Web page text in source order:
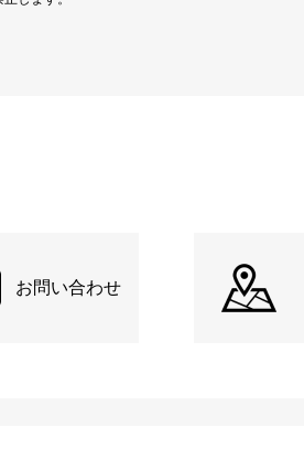
お問い合わせ